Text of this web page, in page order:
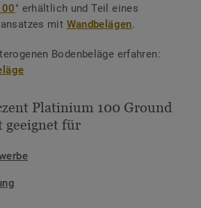
" erhältlich und Teil eines
mit Wandbelägen.
Bodenbeläge erfahren:
Platinium 100 Ground
geeignet für